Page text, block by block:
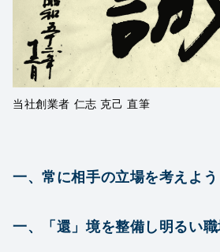
当社創業者 仁志 克己 直筆
一、常に相手の立場を考えよう
一、「還」境を整備し明るい職